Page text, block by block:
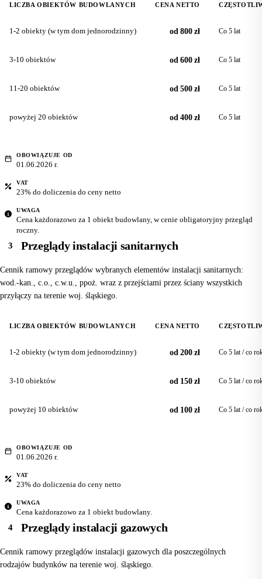
LICZBA OBIEKTÓW BUDOWLANYCH CENA NETTO
1-2 obiekty (w tym dom jednorodzinny) od 800 zł Co 5 lat
3-10 obiektów od 600 zł Co 5 lat
11-20 obiektów od 500 zł Co 5 lat
powyżej 20 obiektów od 400 zł Co 5 lat
OBOWIĄZUJE OD
01.06.2026 r.
VAT
23% do doliczenia do ceny netto
UWAGA
Cena każdorazowo za 1 obiekt budowlany, w cenie obligatoryjny przegląd
roczny.
3 Przeglądy instalacji sanitarnych
Cennik ramowy przeglądów wybranych elementów instalacji sanitarnych:
wod.-kan., c.o., c.w.u., ppoż. wraz z przejściami przez ściany wszystkich
przyłączy na terenie woj. śląskiego.
LICZBA OBIEKTÓW BUDOWLANYCH CENA NETTO
1-2 obiekty (w tym dom jednorodzinny) od 200 zł Co 5 lat / co
3-10 obiektów od 150 zł Co 5 lat / co
powyżej 10 obiektów od 100 zł Co 5 lat / co
OBOWIĄZUJE OD
01.06.2026 r.
VAT
23% do doliczenia do ceny netto
UWAGA
Cena każdorazowo za 1 obiekt budowlany.
4 Przeglądy instalacji gazowych
Cennik ramowy przeglądów instalacji gazowych dla poszczególnych
rodzajów budynków na terenie woj. śląskiego.